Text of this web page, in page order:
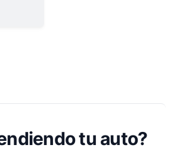
tu auto?